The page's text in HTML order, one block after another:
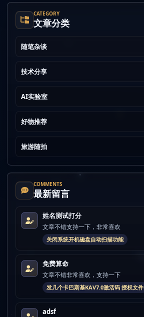
CATEGORY
文章分类
随笔杂谈
技术分享
AI实验室
好物推荐
旅游随拍
COMMENTS
最新留言
姓名测试打分
文章不错支持一下，非常喜欢
关闭系统开机磁盘自动扫描功能
免费算命
文章不错非常喜欢，支持一下
发几个卡巴斯基KAV7.0激活码 授权文件
adsf